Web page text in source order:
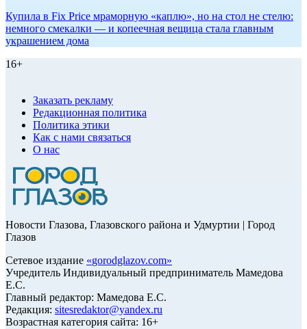
Купила в Fix Price мраморную «каплю», но на стол не стелю:
немного смекалки — и копеечная вещица стала главным
украшением дома
16+
Заказать рекламу
Редакционная политика
Политика этики
Как с нами связаться
О нас
Новости Глазова, Глазовского района и Удмуртии | Город
Глазов
Сетевое издание «gorodglazov.com»
Учредитель Индивидуальный предприниматель Мамедова
Е.С.
Главный редактор: Мамедова Е.С.
Редакция: sitesredaktor@yandex.ru
Возрастная категория сайта: 16+